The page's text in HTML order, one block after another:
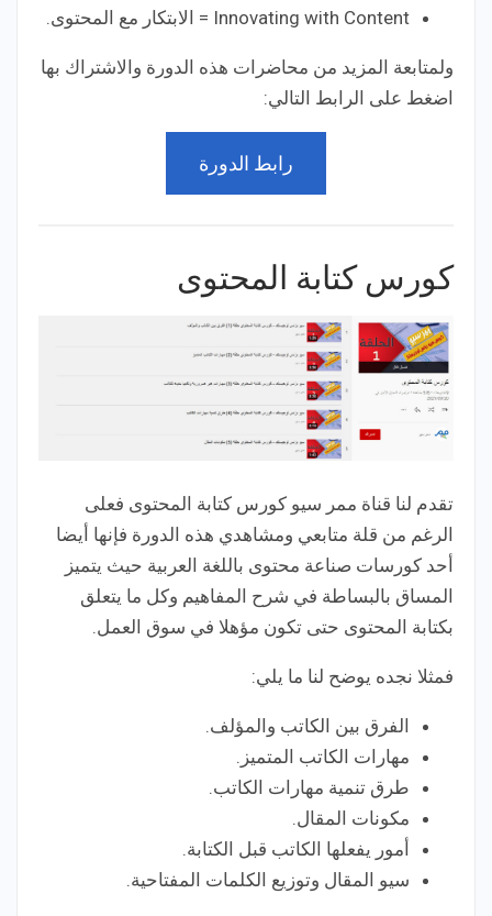
Innovating with Content = الابتكار مع المحتوى.
ولمتابعة المزيد من محاضرات هذه الدورة والاشتراك بها
اضغط على الرابط التالي:
رابط الدورة
كورس كتابة المحتوى
تقدم لنا قناة ممر سيو كورس كتابة المحتوى فعلى
الرغم من قلة متابعي ومشاهدي هذه الدورة فإنها أيضا
أحد كورسات صناعة محتوى باللغة العربية حيث يتميز
المساق بالبساطة في شرح المفاهيم وكل ما يتعلق
بكتابة المحتوى حتى تكون مؤهلا في سوق العمل.
فمثلا نجده يوضح لنا ما يلي:
الفرق بين الكاتب والمؤلف.
مهارات الكاتب المتميز.
طرق تنمية مهارات الكاتب.
مكونات المقال.
أمور يفعلها الكاتب قبل الكتابة.
سيو المقال وتوزيع الكلمات المفتاحية.